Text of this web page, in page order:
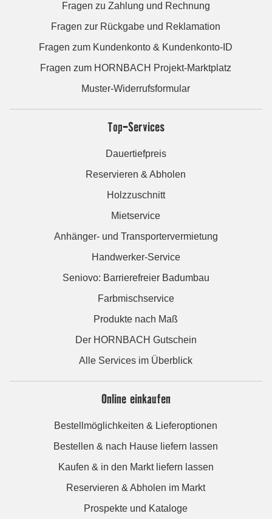
Fragen zu Zahlung und Rechnung
Fragen zur Rückgabe und Reklamation
Fragen zum Kundenkonto & Kundenkonto-ID
Fragen zum HORNBACH Projekt-Marktplatz
Muster-Widerrufsformular
Top-Services
Dauertiefpreis
Reservieren & Abholen
Holzzuschnitt
Mietservice
Anhänger- und Transportervermietung
Handwerker-Service
Seniovo: Barrierefreier Badumbau
Farbmischservice
Produkte nach Maß
Der HORNBACH Gutschein
Alle Services im Überblick
Online einkaufen
Bestellmöglichkeiten & Lieferoptionen
Bestellen & nach Hause liefern lassen
Kaufen & in den Markt liefern lassen
Reservieren & Abholen im Markt
Prospekte und Kataloge